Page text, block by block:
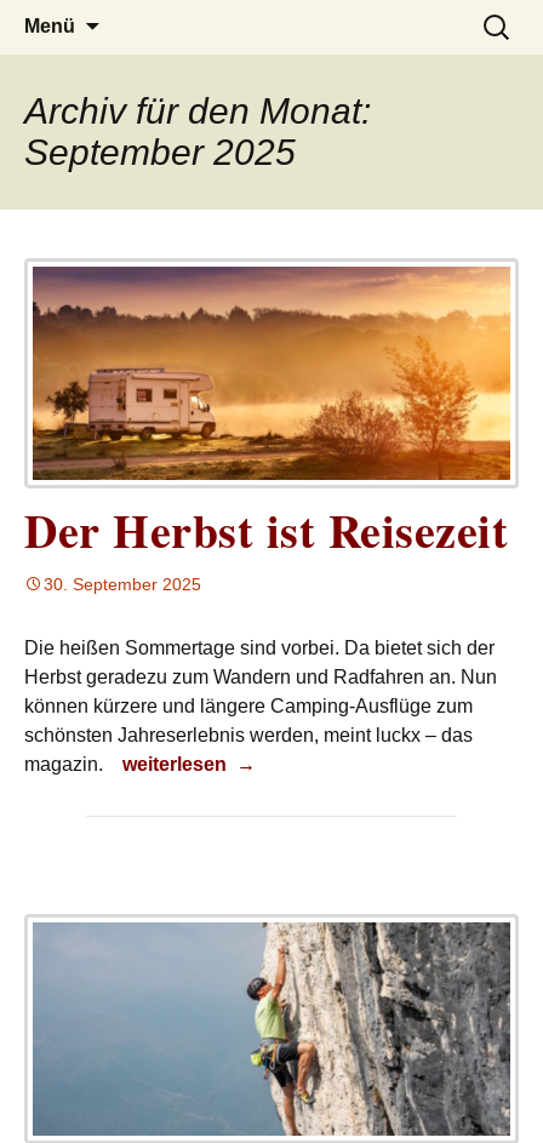
LUCKX
– das Magazin
Menü
Suchen
nach:
Archiv für den Monat:
September 2025
Der Herbst ist Reisezeit
30. September 2025
Die heißen Sommertage sind vorbei. Da bietet sich der
Herbst geradezu zum Wandern und Radfahren an. Nun
können kürzere und längere Camping-Ausflüge zum
schönsten Jahreserlebnis werden, meint luckx – das
magazin.
Der Herbst ist Reisezeit
weiterlesen →